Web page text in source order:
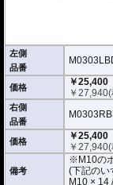
付属アダプターは汎用
※車検対応
※左右別売
※商品は汎用品です。
(取付確認がされている
す。)
M0303LBD /
※車体側のミラーの取
をご確認ください。
M10 × 14 / M10 × 14
M0304LBD /
左側
品番
価格
￥25,400
￥27,940
右側
品番
価格
￥25,400
￥27,940
備考
※M10の
(下記のい
M10 × 14